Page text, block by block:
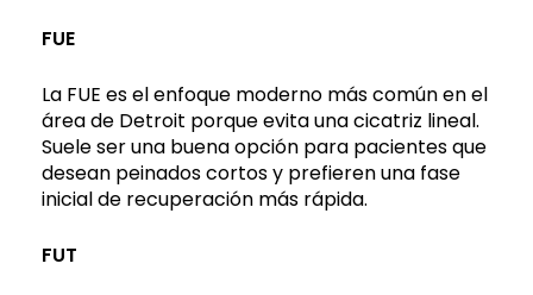
FUE
La FUE es el enfoque moderno más común en el
área de Detroit porque evita una cicatriz lineal.
Suele ser una buena opción para pacientes que
desean peinados cortos y prefieren una fase
inicial de recuperación más rápida.
FUT